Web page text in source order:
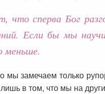
что сперва Бог
Если бы мы
меньше.
мы замечаем только
лишь в том, что мы на